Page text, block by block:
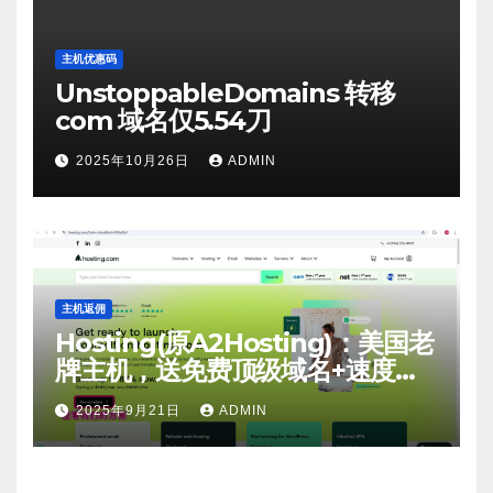
主机优惠码
UnstoppableDomains 转移
com 域名仅5.54刀
2025年10月26日 ADMIN
主机返佣
Hosting(原A2Hosting)：美国老
牌主机，送免费顶级域名+速度
快，免费送！
2025年9月21日 ADMIN